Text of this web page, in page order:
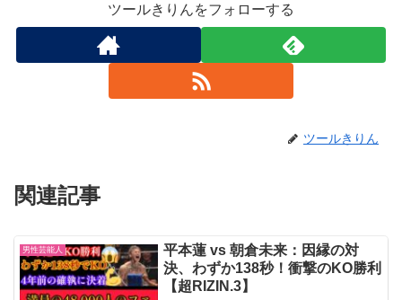
ツールきりんをフォローする
ツールきりん
関連記事
男性芸能人
平本蓮 vs 朝倉未来：因縁の対
決、わずか138秒！衝撃のKO勝利
【超RIZIN.3】